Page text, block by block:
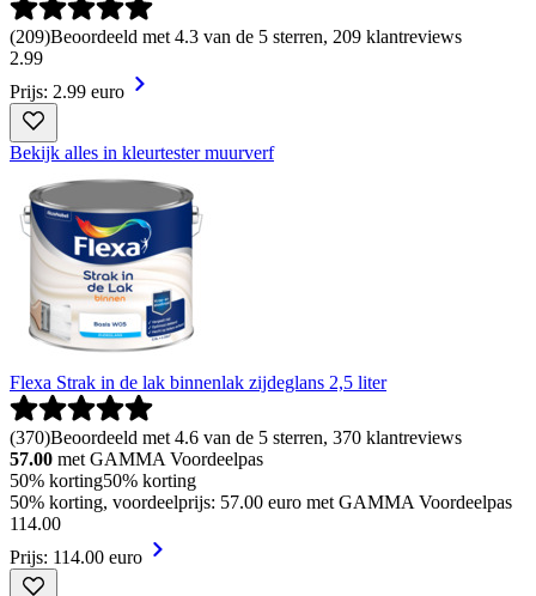
(209)Beoordeeld met 4.3 van de 5 sterren, 209 klantreviews
2.99
Prijs: 2.99 euro
Bekijk alles in kleurtester muurverf
Flexa Strak in de lak binnenlak zijdeglans 2,5 liter
(370)Beoordeeld met 4.6 van de 5 sterren, 370 klantreviews
57.00 met GAMMA Voordeelpas
50% korting50% korting
50% korting, voordeelprijs: 57.00 euro met GAMMA Voordeelpas
114.00
Prijs: 114.00 euro